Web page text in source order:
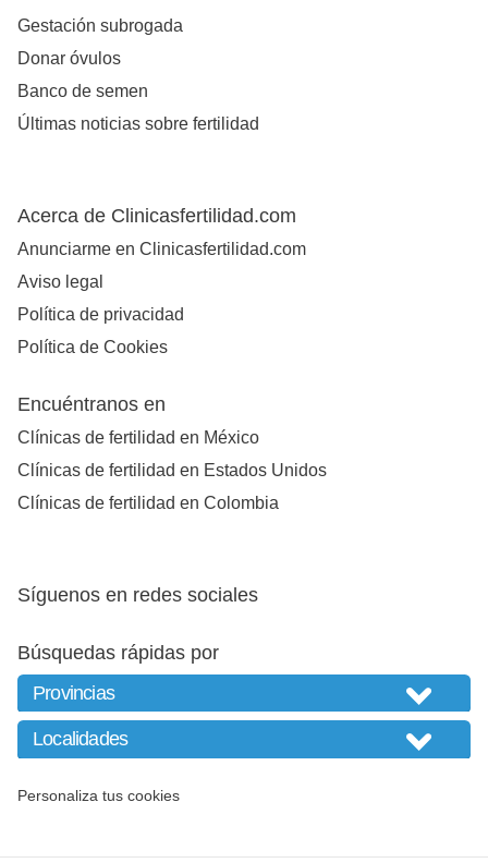
Gestación subrogada
Donar óvulos
Banco de semen
Últimas noticias sobre fertilidad
Acerca de Clinicasfertilidad.com
Anunciarme en Clinicasfertilidad.com
Aviso legal
Política de privacidad
Política de Cookies
Encuéntranos en
Clínicas de fertilidad en México
Clínicas de fertilidad en Estados Unidos
Clínicas de fertilidad en Colombia
Síguenos en redes sociales
Búsquedas rápidas por
Personaliza tus cookies